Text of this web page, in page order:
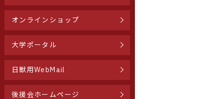
オンラインショップ
大学ポータル
日獣用WebMail
後援会ホームページ